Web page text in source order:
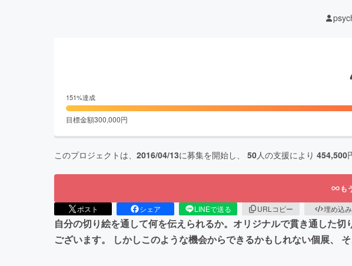
151%達成
目標金額300,000円
このプロジェクトは、 2016/04/13に募集を開始し、 50人の支援により 454,500
も
ポスト シェア LINEで送る URLコピー 埋め込み
自分の切り絵を通して何を伝えられるか。オリジナルで貫き通した
ございます。 しかしこのような機会からできるかもしれない個展、